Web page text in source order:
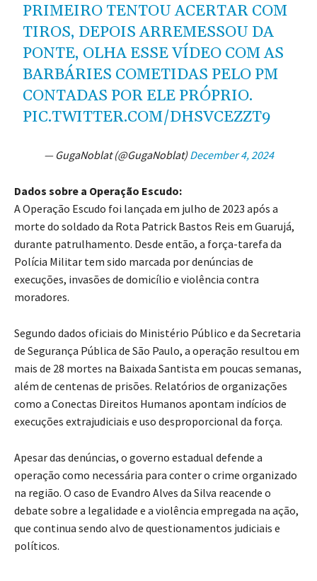
PRIMEIRO TENTOU ACERTAR COM
TIROS, DEPOIS ARREMESSOU DA
PONTE, OLHA ESSE VÍDEO COM AS
BARBÁRIES COMETIDAS PELO PM
CONTADAS POR ELE PRÓPRIO.
PIC.TWITTER.COM/DHSVCEZZT9
— GugaNoblat (@GugaNoblat) December 4, 2024
Dados sobre a Operação Escudo:
A Operação Escudo foi lançada em julho de 2023 após a
morte do soldado da Rota Patrick Bastos Reis em Guarujá,
durante patrulhamento. Desde então, a força-tarefa da
Polícia Militar tem sido marcada por denúncias de
execuções, invasões de domicílio e violência contra
moradores.
Segundo dados oficiais do Ministério Público e da Secretaria
de Segurança Pública de São Paulo, a operação resultou em
mais de 28 mortes na Baixada Santista em poucas semanas,
além de centenas de prisões. Relatórios de organizações
como a Conectas Direitos Humanos apontam indícios de
execuções extrajudiciais e uso desproporcional da força.
Apesar das denúncias, o governo estadual defende a
operação como necessária para conter o crime organizado
na região. O caso de Evandro Alves da Silva reacende o
debate sobre a legalidade e a violência empregada na ação,
que continua sendo alvo de questionamentos judiciais e
políticos.